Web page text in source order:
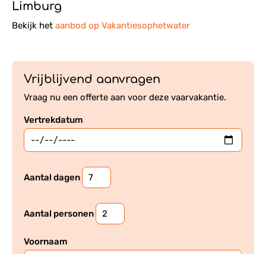
Limburg
Bekijk het aanbod op Vakantiesophetwater
Vrijblijvend aanvragen
Vraag nu een offerte aan voor deze vaarvakantie.
Vertrekdatum
Aantal dagen
Aantal personen
Voornaam